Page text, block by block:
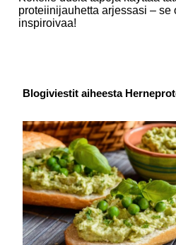
proteiinijauhetta arjessasi – se
inspiroivaa!
Blogiviestit aiheesta